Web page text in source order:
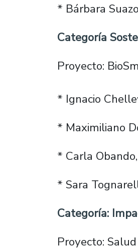
* Bárbara
Categoría
Proyecto:
* Ignacio
* Maximiliano
* Carla
* Sara
Categoría:
Proyecto: